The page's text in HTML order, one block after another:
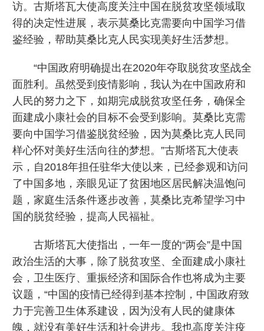
访。古斯塔瓦大使高度关注中国在脱贫攻坚领域取
得的决定性进展，表示莫桑比克需要向中国学习借
鉴经验，帮助莫桑比克人民实现美好生活梦想。
“中国政府明确提出在2020年夺取脱贫攻坚战全
面胜利。虽然受到疫情影响，我认为在中国政府和
人民的努力之下，如期完成脱贫攻坚任务，确保全
面建成小康社会的目标不会受到影响。莫桑比克需
要向中国学习借鉴脱贫经验，因为莫桑比克人民同
样心怀对美好生活向往的梦想。”古斯塔瓦大使表
示，自2018年担任驻华大使以来，已经参观和访问
了中国多地，亲眼见证了贫困地区居民解决温饱问
题，家庭生活条件逐步改善，莫桑比克希望学习中
国的脱贫经验，提高人民福祉。
古斯塔瓦大使指出，一年一度的“两会”是中国
政治生活的大事，除了脱贫攻坚、全面建成小康社
会，卫生医疗、重振经济和国际合作也将成为主要
议题，“中国的疫情已经得到基本控制，中国政府致
力于完善卫生体系建设，因为没有人民的健康体
魄，就没有美好生活和社会进步。我也高度关注疫